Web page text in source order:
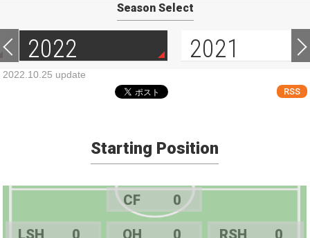
Season Select
2022 2021
2022.10.25 update
RSS
Starting Position
CF 0
LSH 0 OH 0 RSH 0